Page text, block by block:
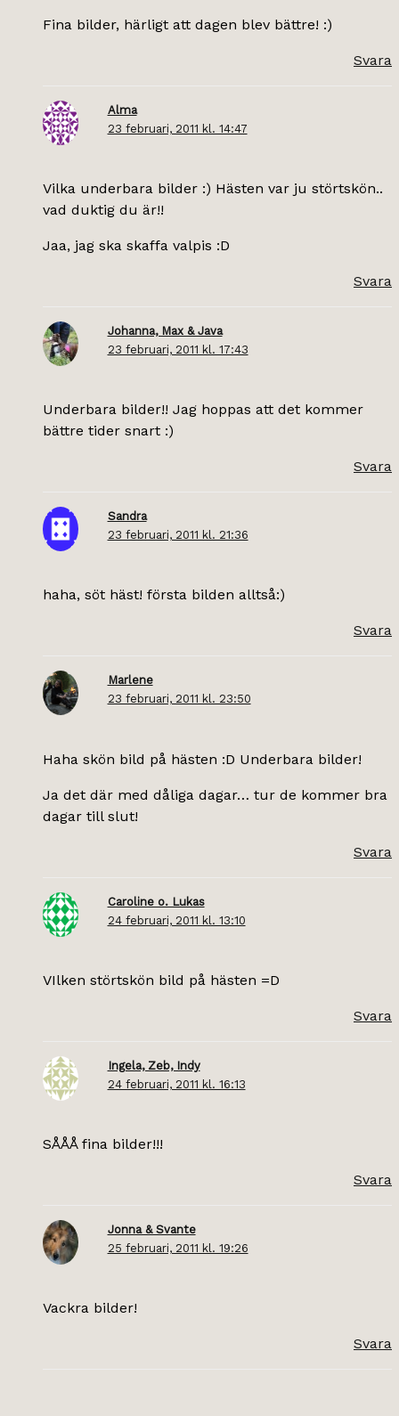
Fina bilder, härligt att dagen blev bättre! :)
Svara
Alma
23 februari, 2011 kl. 14:47
Vilka underbara bilder :) Hästen var ju störtskön..
vad duktig du är!!
Jaa, jag ska skaffa valpis :D
Svara
Johanna, Max & Java
23 februari, 2011 kl. 17:43
Underbara bilder!! Jag hoppas att det kommer
bättre tider snart :)
Svara
Sandra
23 februari, 2011 kl. 21:36
haha, söt häst! första bilden alltså:)
Svara
Marlene
23 februari, 2011 kl. 23:50
Haha skön bild på hästen :D Underbara bilder!
Ja det där med dåliga dagar… tur de kommer bra
dagar till slut!
Svara
Caroline o. Lukas
24 februari, 2011 kl. 13:10
VIlken störtskön bild på hästen =D
Svara
Ingela, Zeb, Indy
24 februari, 2011 kl. 16:13
SÅÅÅ fina bilder!!!
Svara
Jonna & Svante
25 februari, 2011 kl. 19:26
Vackra bilder!
Svara